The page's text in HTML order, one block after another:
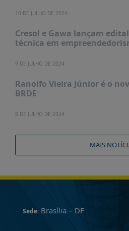
10 DE JULHO DE 2024
Cresol e Gawa lançam
técnica em
9 DE JULHO DE 2024
Ranolfo Vieira Júnior é o
BRDE
8 DE JULHO DE 2024
MAIS
Sede:Brasília – DF